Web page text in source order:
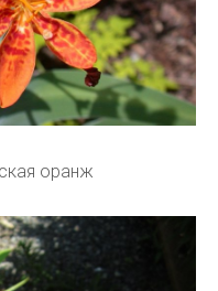
оранж